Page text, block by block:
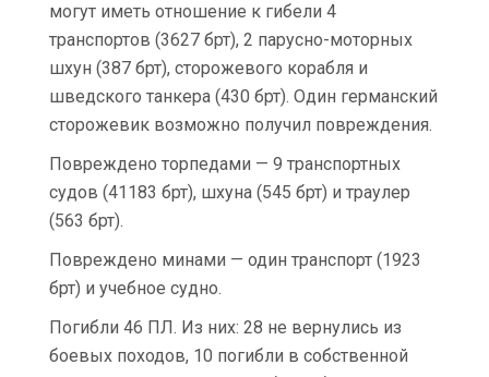
могут иметь отношение к гибели 4
транспортов (3627 брт), 2 парусно-моторных
шхун (387 брт), сторожевого корабля и
шведского танкера (430 брт). Один германский
сторожевик возможно получил повреждения.
Повреждено торпедами — 9 транспортных
судов (41183 брт), шхуна (545 брт) и траулер
(563 брт).
Повреждено минами — один транспорт (1923
брт) и учебное судно.
Погибли 46 ПЛ. Из них: 28 не вернулись из
боевых походов, 10 погибли в собственной